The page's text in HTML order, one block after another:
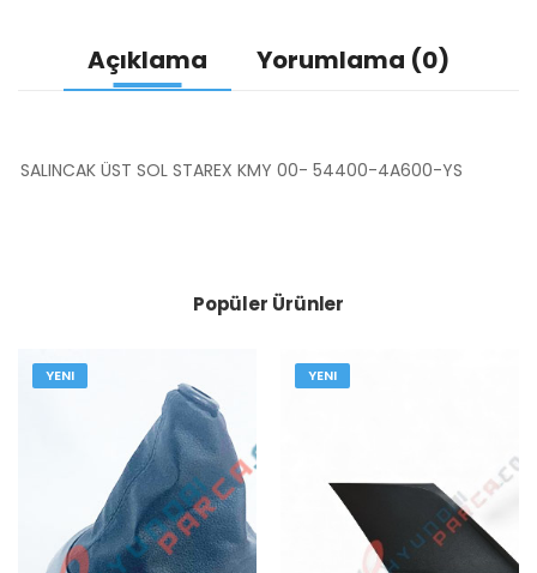
Açıklama Yorumlama (0)
SALINCAK ÜST SOL STAREX KMY 00- 54400-4A600-YS
Popüler Ürünler
YENI YENI